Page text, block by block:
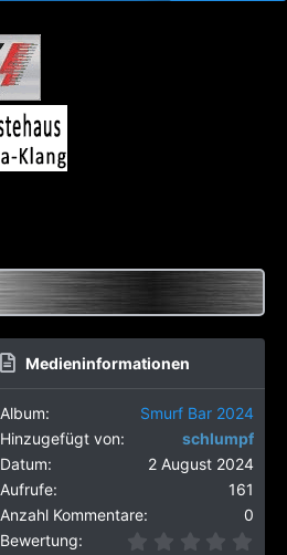
Medieninformationen
Album
Smurf Bar 2024
Hinzugefügt von
schlumpf
Datum
2 August 2024
Aufrufe
161
Anzahl Kommentare
0
Bewertung